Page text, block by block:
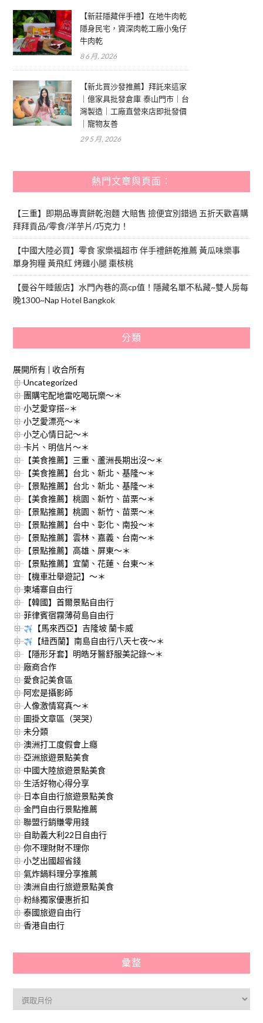
【新莊隱藏伴手禮】在地牛肉乾
隱身民宅，資深肉乾工廠小兔仔
牛肉乾
8 6 月, 2026
【新北買沙發推薦】拜託來這家
｜億家具批發倉庫 泰山門市｜台
灣製造｜工廠直營來店即批發價
｜寵物友善
29 5 月, 2026
熱門文章與頁面︰
【三重】即期品專賣餅乾泡麵 大賠售 撿便宜別錯過 五折天歡喜購
拜拜貢品/零食/洋芋片/巧克力！
【中國大陸必買】零食 家樂福超市 伴手禮餅乾推薦 黃瓜味樂事
單身狗糧 黃飛紅 烤雞小腿 棗核桃
【曼谷午睡飯店】水門內巷的高cp值！隱藏名單不私藏~雙人房每
晚1300~Nap Hotel Bangkok
分類
展開所有 | 收合所有
Uncategorized
團購宅配地雷吃喝玩樂～＊
小芝愛穿搭~＊
小芝愛漂亮～＊
小芝心情日記～＊
卡片、明信片～＊
【美食推薦】三重、蘆洲長期出沒～＊
【美食推薦】台北、新北、基隆～＊
【景點推薦】台北、新北、基隆～＊
【美食推薦】桃園、新竹、苗栗～＊
【景點推薦】桃園、新竹、苗栗～＊
【景點推薦】台中、彰化、南投～＊
【景點推薦】雲林、嘉義、台南～＊
【景點推薦】高雄、屏東～＊
【景點推薦】宜蘭、花蓮、台東～＊
【機車壯舉遊記】～＊
柬埔寨自由行
【韓國】首爾景點自由行
菲律賓宿霧薄荷島自由行
【馬來西亞】吉隆坡 蘭卡威
【紐西蘭】南島自由行八天七夜～＊
【隱形牙套】明皓牙醫舒服美記錄～＊
廠商合作
愛食記美食區
阿宏是攝影師
人像激情寫真～＊
圖掛文章區（哭哭）
未分類
澳洲打工度假會上癮
亞洲旅遊景點美食
中國大陸旅遊景點美食
生活好物心得分享
日本自由行旅遊景點美食
金門自由行景點推薦
聯盟行銷賺零用錢
自助義大利22日自由行
你不理財財不理你
小芝出國超省錢
氣炸鍋料理分享推薦
澳洲自由行旅遊景點美食
粉絲獨家優惠折扣
泰國旅遊自由行
香港自由行
彙整